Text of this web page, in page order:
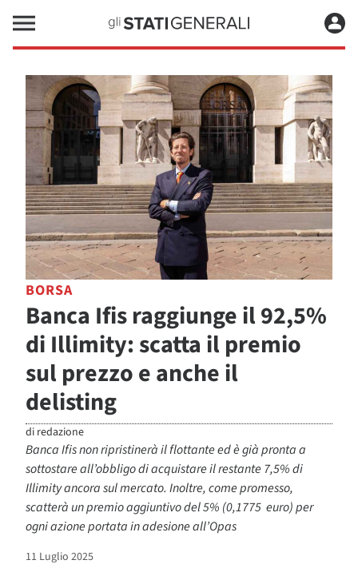
BORSA
Banca Ifis raggiunge il 92,5%
di Illimity: scatta il premio
sul prezzo e anche il
delisting
di redazione
Banca Ifis non ripristinerà il flottante ed è già pronta a
sottostare all’obbligo di acquistare il restante 7,5% di
Illimity ancora sul mercato. Inoltre, come promesso,
scatterà un premio aggiuntivo del 5% (0,1775 euro) per
ogni azione portata in adesione all’Opas
11 Luglio 2025